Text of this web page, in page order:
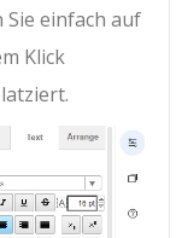
Sie einfach auf
Klick